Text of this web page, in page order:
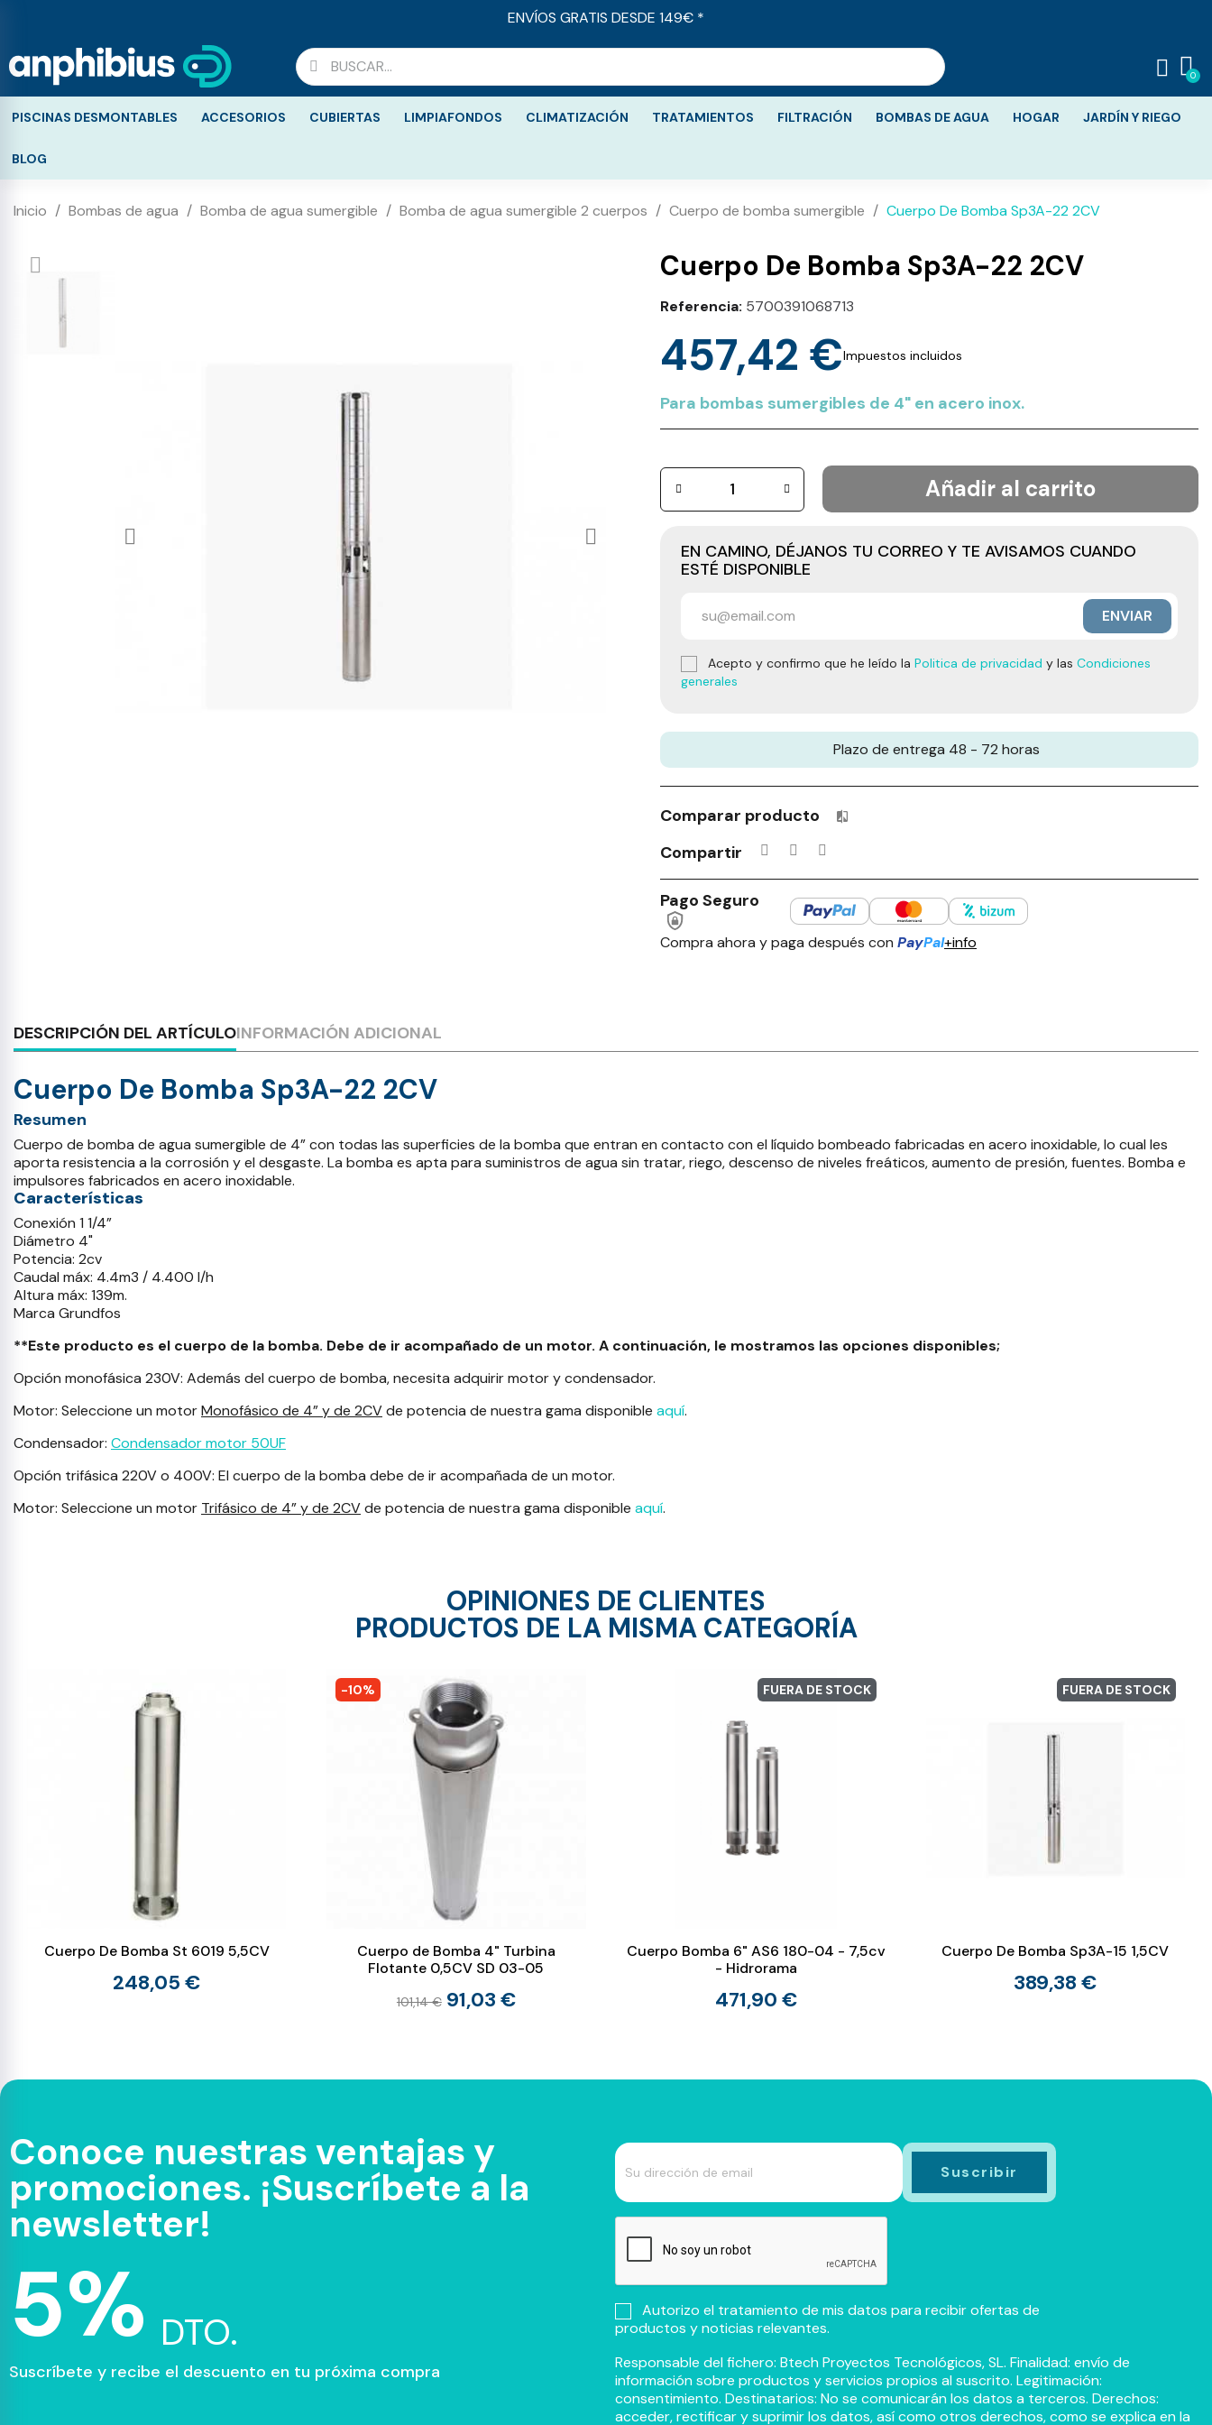
ENVÍOS GRATIS DESDE 149€ *
PISCINAS DESMONTABLES ACCESORIOS CUBIERTAS LIMPIAFONDOS CLIMATIZACIÓN TRATAMIENTOS FILTRACIÓN BOMBAS DE AGUA HOGAR JARDÍN Y RIEGO
BLOG
Inicio Bombas de agua Bomba de agua sumergible Bomba de agua sumergible 2 cuerpos Cuerpo de bomba sumergible Cuerpo De Bomba Sp3A-22 2CV
Cuerpo De Bomba Sp3A-22 2CV
Referencia 5700391068713
457,42 €Impuestos incluidos
Para bombas sumergibles de 4" en acero inox.
Añadir al carrito
EN CAMINO, DÉJANOS TU CORREO Y TE AVISAMOS CUANDO
ESTÉ DISPONIBLE
ENVIAR
Acepto y confirmo que he leído la Politica de privacidad y las Condiciones
generales
Plazo de entrega 48 - 72 horas
Comparar producto Productos incluidos en tu lista de comparación: 0 / 4
Compartir
Pago Seguro
Compra ahora y paga después con PayPal+info
DESCRIPCIÓN DEL ARTÍCULOINFORMACIÓN ADICIONAL
Cuerpo De Bomba Sp3A-22 2CV
Resumen
Cuerpo de bomba de agua sumergible de 4” con todas las superficies de la bomba que entran en contacto con el líquido bombeado fabricadas en acero inoxidable, lo cual les
aporta resistencia a la corrosión y el desgaste. La bomba es apta para suministros de agua sin tratar, riego, descenso de niveles freáticos, aumento de presión, fuentes. Bomba e
impulsores fabricados en acero inoxidable.
Características
Conexión 1 1/4”
Diámetro 4"
Potencia: 2cv
Caudal máx: 4.4m3 / 4.400 l/h
Altura máx: 139m.
Marca Grundfos
**Este producto es el cuerpo de la bomba. Debe de ir acompañado de un motor. A continuación, le mostramos las opciones disponibles;
Opción monofásica 230V: Además del cuerpo de bomba, necesita adquirir motor y condensador.
Motor: Seleccione un motorMonofásico de 4” y de 2CVde potencia de nuestra gama disponible aquí.
Condensador: Condensador motor 50UF
Opción trifásica 220V o 400V: El cuerpo de la bomba debe de ir acompañada de un motor.
Motor: Seleccione un motor Trifásico de 4” y de 2CVde potencia de nuestra gama disponible aquí.
OPINIONES DE CLIENTES
PRODUCTOS DE LA MISMA CATEGORÍA
Cuerpo De Bomba St 6019 5,5CV
248,05 €
-10%
Cuerpo de Bomba 4" Turbina
Flotante 0,5CV SD 03-05
101,14 € 91,03 €
FUERA DE STOCK
Cuerpo Bomba 6" AS6 180-04 - 7,5cv
- Hidrorama
471,90 €
FUERA DE STOCK
Cuerpo De Bomba Sp3A-15 1,5CV
389,38 €
Conoce nuestras ventajas y
promociones. ¡Suscríbete a la
newsletter!
5% DTO.
Suscríbete y recibe el descuento en tu próxima compra
Autorizo el tratamiento de mis datos para recibir ofertas de
productos y noticias relevantes.
Responsable del fichero: Btech Proyectos Tecnológicos, SL. Finalidad: envío de
información sobre productos y servicios propios al suscrito. Legitimación:
consentimiento. Destinatarios: No se comunicarán los datos a terceros. Derechos:
acceder, rectificar y suprimir los datos, así como otros derechos, como se explica en la